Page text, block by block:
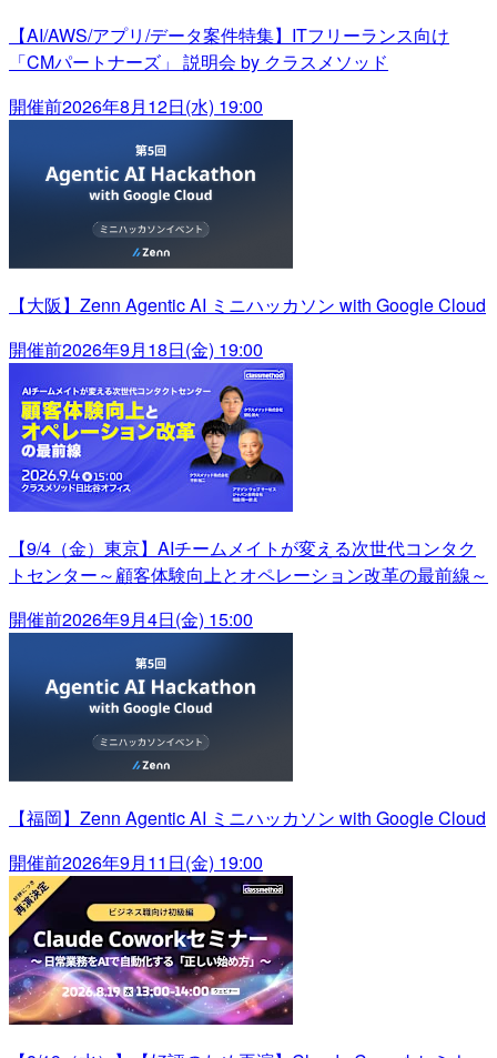
【AI/AWS/アプリ/データ案件特集】ITフリーランス向け
「CMパートナーズ」 説明会 by クラスメソッド
開催前2026年8月12日(水) 19:00
【大阪】Zenn Agentic AI ミニハッカソン with Google Cloud
開催前2026年9月18日(金) 19:00
【9/4（金）東京】AIチームメイトが変える次世代コンタク
トセンター～顧客体験向上とオペレーション改革の最前線～
開催前2026年9月4日(金) 15:00
【福岡】Zenn Agentic AI ミニハッカソン with Google Cloud
開催前2026年9月11日(金) 19:00